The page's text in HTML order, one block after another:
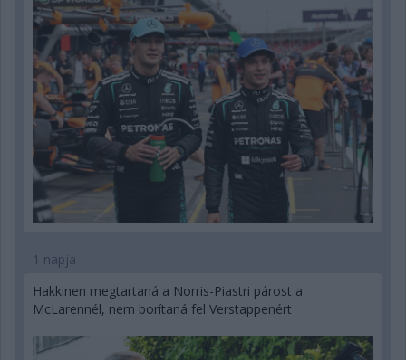
1 napja
Hakkinen megtartaná a Norris-Piastri párost a
McLarennél, nem borítaná fel Verstappenért